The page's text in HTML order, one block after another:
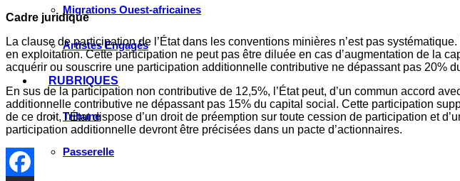
Migrations Ouest-africaines
Artistes Engagés
RUBRIQUES
Tribune
Passerelle
Cadre juridique
La clause de participation de l’État dans les conventions minières n’est pas
en exploitation. Cette participation ne peut pas être diluée en cas d’augmentation de la
acquérir ou souscrire une participation additionnelle contributive ne dépassant pas 20%
En sus de la participation non contributive de 12,5%, l’État peut, d’un commun accord
additionnelle contributive ne dépassant pas 15% du capital social. Cette participation
de ce droit, l’État dispose d’un droit de préemption sur toute cession de participation et
participation additionnelle devront être précisées dans un pacte d’actionnaires.